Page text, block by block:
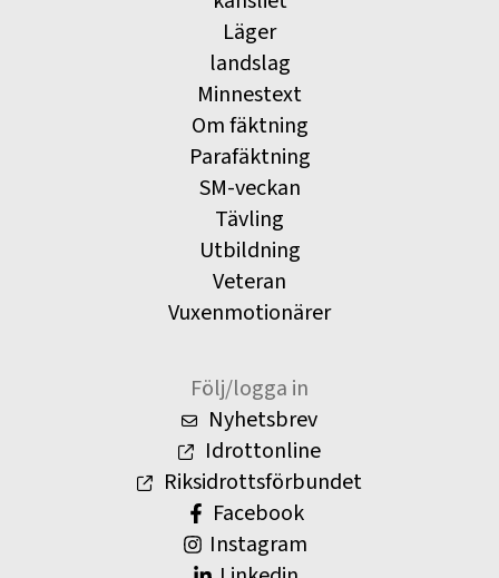
Läger
landslag
Minnestext
Om fäktning
Parafäktning
SM-veckan
Tävling
Utbildning
Veteran
Vuxenmotionärer
Följ/logga in
Nyhetsbrev
Idrottonline
Riksidrottsförbundet
Facebook
Instagram